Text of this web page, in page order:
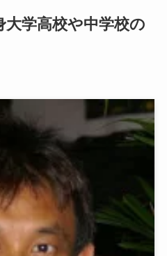
大学高校や中学校の